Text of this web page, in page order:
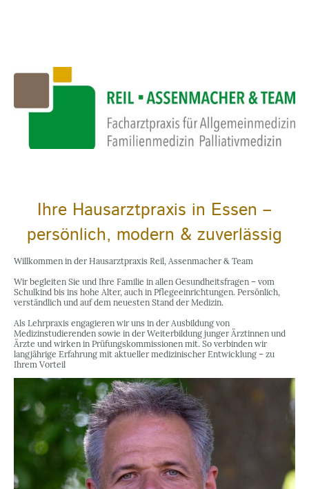
Ihre Hausarztpraxis in Essen –
persönlich, modern & zuverlässig
Willkommen in der Hausarztpraxis Reil, Assenmacher & Team
Wir begleiten Sie und Ihre Familie in allen Gesundheitsfragen – vom
Schulkind bis ins hohe Alter, auch in Pflegeeinrichtungen. Persönlich,
verständlich und auf dem neuesten Stand der Medizin.
Als Lehrpraxis engagieren wir uns in der Ausbildung von
Medizinstudierenden sowie in der Weiterbildung junger Ärztinnen und
Ärzte und wirken in Prüfungskommissionen mit. So verbinden wir
langjährige Erfahrung mit aktueller medizinischer Entwicklung – zu
Ihrem Vorteil